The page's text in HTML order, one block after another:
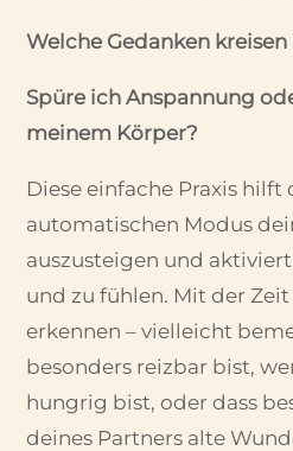
Welche Gedanken
Spüre ich Anspannung
meinem Körper?
Diese einfache Praxis hilft
automatischen Modus
auszusteigen und
und zu fühlen. Mit der
erkennen – vielleicht
besonders reizbar bist,
hungrig bist, oder dass
deines Partners alte